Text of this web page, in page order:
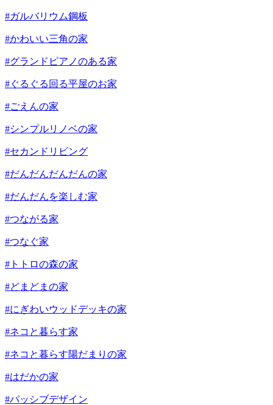
#ガルバリウム鋼板
#かわいい三角の家
#グランドピアノのある家
#ぐるぐる回る平屋のお家
#ごえんの家
#シンプルリノベの家
#セカンドリビング
#だんだんだんだんの家
#だんだんを楽しむ家
#つながる家
#つなぐ家
#トトロの森の家
#どまどまの家
#にぎわいウッドデッキの家
#ネコと暮らす家
#ネコと暮らす陽だまりの家
#はだかの家
#パッシブデザイン